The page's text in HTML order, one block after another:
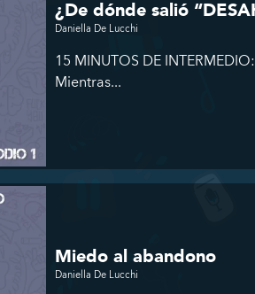
¿De dónde salió
Daniella De Lucchi
15 MINUTOS DE
Mientras...
Miedo al abandono
Daniella De Lucchi